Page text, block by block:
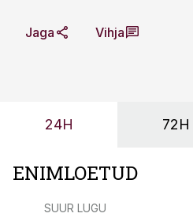
Jaga Vihja
24H 72H
ENIMLOETUD
SUUR LUGU